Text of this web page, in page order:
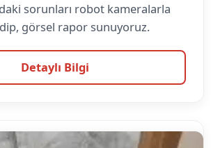
sorunları robot kameralarla
görsel rapor sunuyoruz.
Detaylı Bilgi